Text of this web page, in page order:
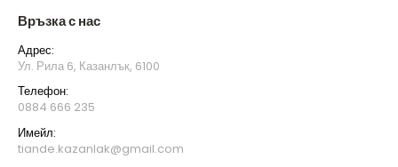
Връзка с нас
Адрес:
Ул. Рила 6, Казанлък, 6100
Телефон:
0884 666 235
Имейл:
tiande.kazanlak@gmail.com